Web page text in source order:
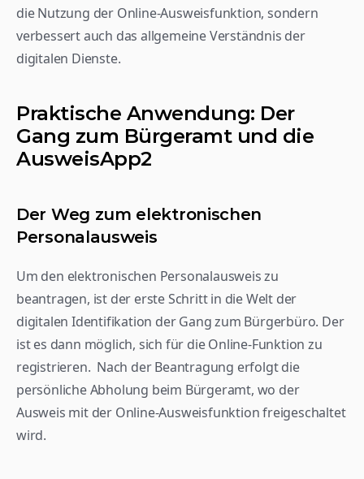
die Nutzung der Online-Ausweisfunktion, sondern
verbessert auch das allgemeine Verständnis der
digitalen Dienste.
Praktische Anwendung: Der
Gang zum Bürgeramt und die
AusweisApp2
Der Weg zum elektronischen
Personalausweis
Um den elektronischen Personalausweis zu
beantragen, ist der erste Schritt in die Welt der
digitalen Identifikation der Gang zum Bürgerbüro. Der
ist es dann möglich, sich für die Online-Funktion zu
registrieren.  Nach der Beantragung erfolgt die
persönliche Abholung beim Bürgeramt, wo der
Ausweis mit der Online-Ausweisfunktion freigeschaltet
wird.